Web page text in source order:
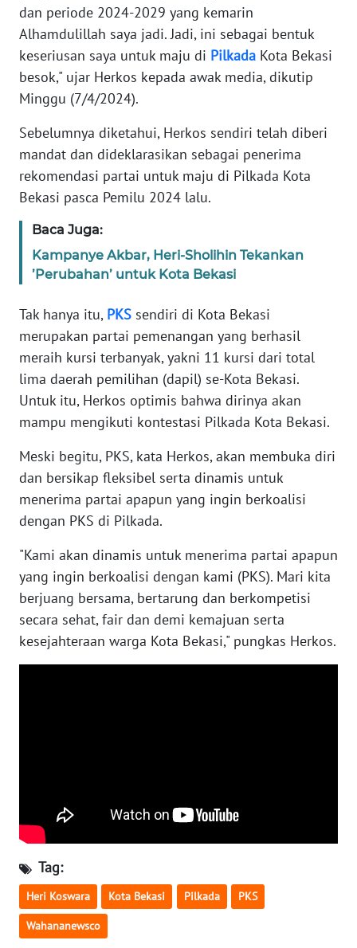
dan periode 2024-2029 yang kemarin
Alhamdulillah saya jadi. Jadi, ini sebagai bentuk
keseriusan saya untuk maju di Pilkada Kota Bekasi
besok," ujar Herkos kepada awak media, dikutip
Minggu (7/4/2024).
Sebelumnya diketahui, Herkos sendiri telah diberi
mandat dan dideklarasikan sebagai penerima
rekomendasi partai untuk maju di Pilkada Kota
Bekasi pasca Pemilu 2024 lalu.
Baca Juga:
Kampanye Akbar, Heri-Sholihin Tekankan
’Perubahan’ untuk Kota Bekasi
Tak hanya itu, PKS sendiri di Kota Bekasi
merupakan partai pemenangan yang berhasil
meraih kursi terbanyak, yakni 11 kursi dari total
lima daerah pemilihan (dapil) se-Kota Bekasi.
Untuk itu, Herkos optimis bahwa dirinya akan
mampu mengikuti kontestasi Pilkada Kota Bekasi.
Meski begitu, PKS, kata Herkos, akan membuka diri
dan bersikap fleksibel serta dinamis untuk
menerima partai apapun yang ingin berkoalisi
dengan PKS di Pilkada.
"Kami akan dinamis untuk menerima partai apapun
yang ingin berkoalisi dengan kami (PKS). Mari kita
berjuang bersama, bertarung dan berkompetisi
secara sehat, fair dan demi kemajuan serta
kesejahteraan warga Kota Bekasi," pungkas Herkos.
Tag:
Heri Koswara Kota Bekasi Pilkada PKS
Wahananewsco
WN
SULTRA
WN
WN
SULTENG
SULBAR
WN
WN
SUMBAR
WN
WN
BENGKULU
LAMPUNG
WN
JATENG
NUSANTARA
BALI
WN
KALBAR
WN
KALTENG